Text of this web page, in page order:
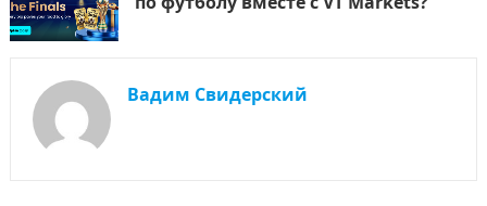
Вадим Свидерский